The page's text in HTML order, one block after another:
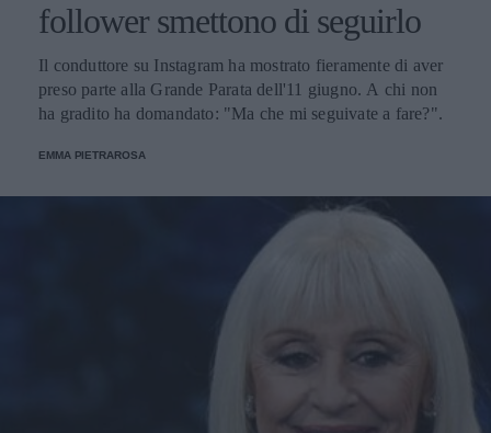
follower smettono di seguirlo
Il conduttore su Instagram ha mostrato fieramente di aver
preso parte alla Grande Parata dell'11 giugno. A chi non
ha gradito ha domandato: "Ma che mi seguivate a fare?".
EMMA PIETRAROSA